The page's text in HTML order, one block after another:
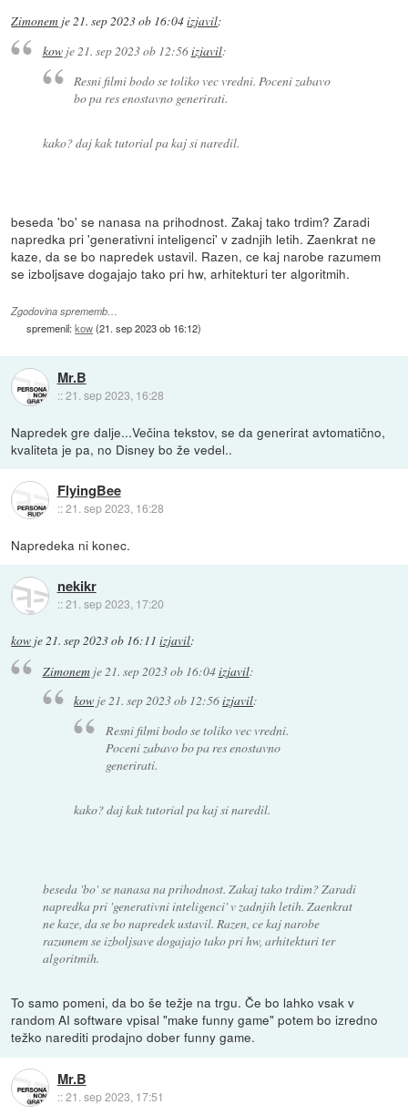
Zimonem je21. sep 2023 ob 16:04izjavil:
kowje21. sep 2023 ob 12:56izjavil:
Resni filmi bodo se toliko vec vredni. Poceni zabavo
bo pa res enostavno generirati.
kako? daj kak tutorial pa kaj si naredil.
beseda 'bo' se nanasa na prihodnost. Zakaj tako trdim? Zaradi
napredka pri 'generativni inteligenci' v zadnjih letih. Zaenkrat ne
kaze, da se bo napredek ustavil. Razen, ce kaj narobe razumem
se izboljsave dogajajo tako pri hw, arhitekturi ter algoritmih.
Zgodovina sprememb…
spremenil:kow(21. sep 2023 ob 16:12)
Mr.B
::21. sep 2023, 16:28
Napredek gre dalje...Večina tekstov, se da generirat avtomatično,
kvaliteta je pa, no Disney bo že vedel..
FlyingBee
::21. sep 2023, 16:28
Napredeka ni konec.
nekikr
::21. sep 2023, 17:20
kow je21. sep 2023 ob 16:11 izjavil:
Zimonemje 21. sep 2023 ob 16:04izjavil:
kow je21. sep 2023 ob 12:56izjavil:
Resni filmi bodo se toliko vec vredni.
Poceni zabavo bo pa res enostavno
generirati.
kako? daj kak tutorial pa kaj si naredil.
beseda 'bo' se nanasa na prihodnost. Zakaj tako trdim? Zaradi
napredka pri 'generativni inteligenci' v zadnjih letih. Zaenkrat
ne kaze, da se bo napredek ustavil. Razen, ce kaj narobe
razumem se izboljsave dogajajo tako pri hw, arhitekturi ter
algoritmih.
To samo pomeni, da bo še težje na trgu. Če bo lahko vsak v
random AI software vpisal "make funny game" potem bo izredno
težko narediti prodajno dober funny game.
Mr.B
::21. sep 2023, 17:51